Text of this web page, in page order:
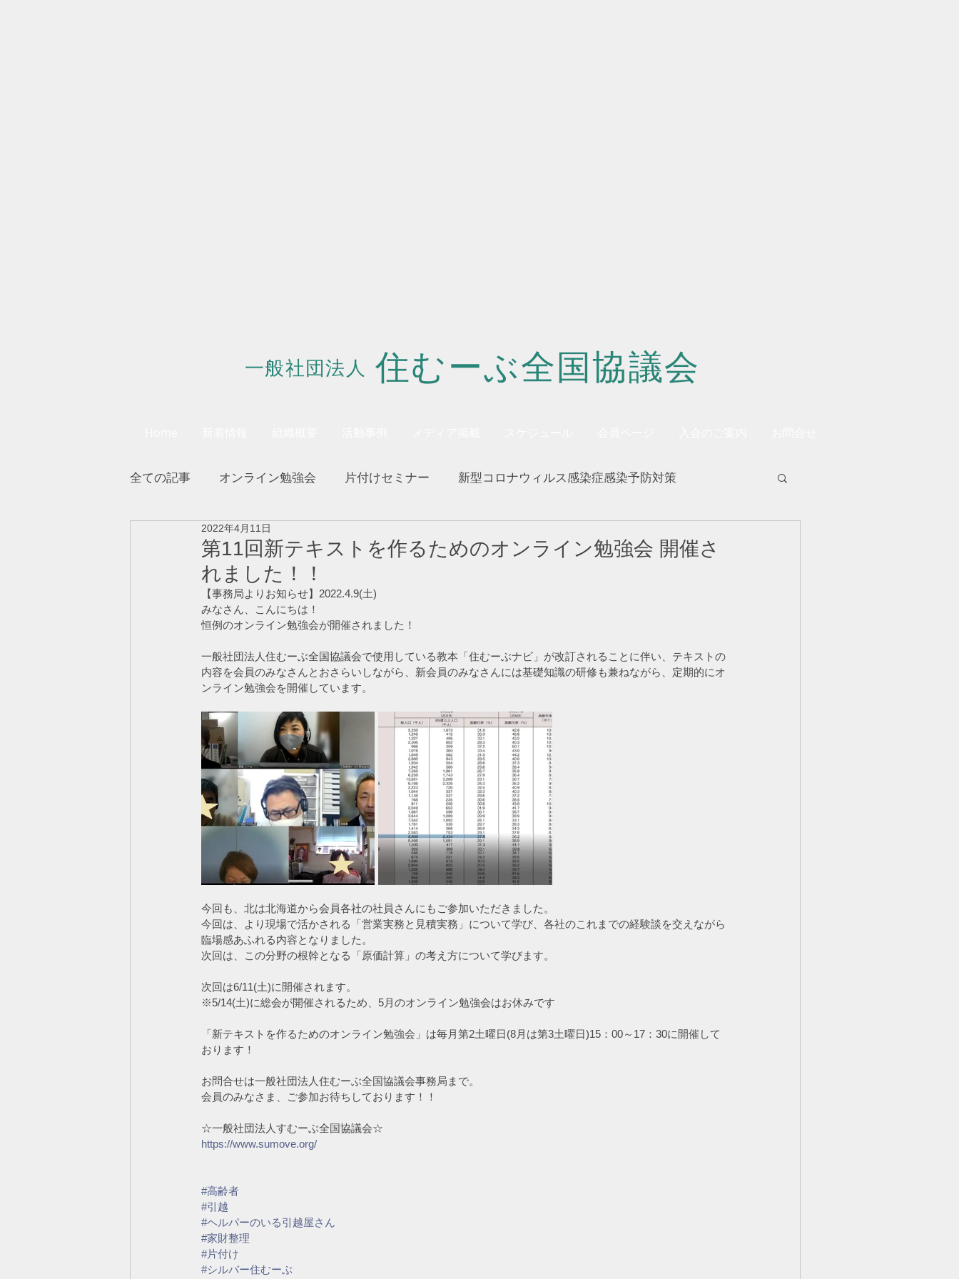
一般社団法人 住むーぶ全国協議会
全ての記事 オンライン勉強会 片付けセミナー 新型コロナウィルス感染症感染予防対策
会員様へのお知らせ
第11回新テキストを作るためのオンライン勉強会 開催さ
れました！！
2022年4月11日
【事務局よりお知らせ】2022.4.9(土)
みなさん、こんにちは！
恒例のオンライン勉強会が開催されました！
一般社団法人住むーぶ全国協議会で使用している教本「住むーぶナビ」が改訂されることに伴い、テキストの
内容を会員のみなさんとおさらいしながら、新会員のみなさんには基礎知識の研修も兼ねながら、定期的にオ
ンライン勉強会を開催しています。
今回も、北は北海道から会員各社の社員さんにもご参加いただきました。
今回は、より現場で活かされる「営業実務と見積実務」について学び、各社のこれまでの経験談を交えながら
臨場感あふれる内容となりました。
次回は、この分野の根幹となる「原価計算」の考え方について学びます。
次回は6/11(土)に開催されます。
※5/14(土)に総会が開催されるため、5月のオンライン勉強会はお休みです
「新テキストを作るためのオンライン勉強会」は毎月第2土曜日(8月は第3土曜日)15：00～17：30に開催して
おります！
お問合せは一般社団法人住むーぶ全国協議会事務局まで。
会員のみなさま、ご参加お待ちしております！！
☆一般社団法人すむーぶ全国協議会☆
https://www.sumove.org/
#高齢者
#引越
#ヘルパーのいる引越屋さん
#家財整理
#片付け
#シルバー住むーぶ